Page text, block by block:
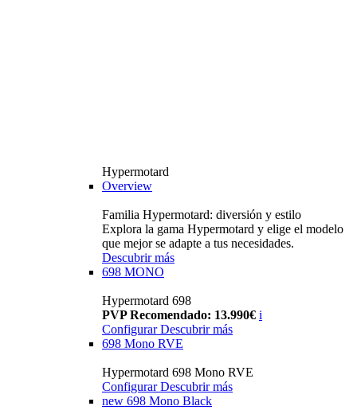
Hypermotard
Overview
Familia Hypermotard: diversión y estilo
Explora la gama Hypermotard y elige el modelo
que mejor se adapte a tus necesidades.
Descubrir más
698 MONO
Hypermotard 698
PVP Recomendado: 13.990€ i
ConfigurarDescubrir más
698 Mono RVE
Hypermotard 698 Mono RVE
Configurar Descubrir más
new 698 Mono Black